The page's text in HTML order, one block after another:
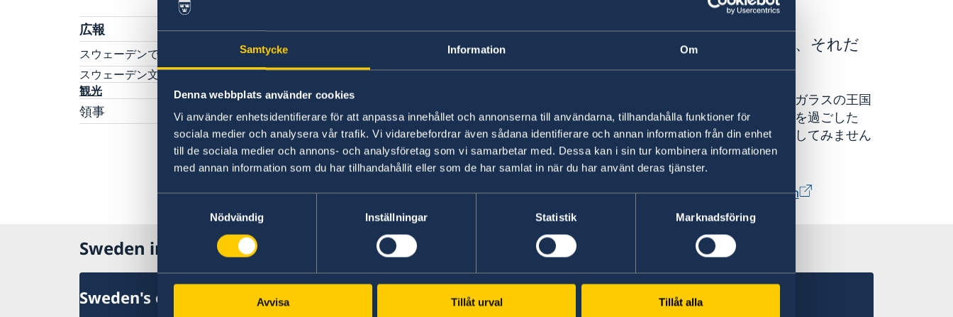
Samtycke Information Om
Denna webbplats använder cookies
Vi använder enhetsidentifierare för att anpassa innehållet och annonserna till användarna, tillhandahålla funktioner för
sociala medier och analysera vår trafik. Vi vidarebefordrar även sådana identifierare och annan information från din enhet
till de sociala medier och annons- och analysföretag som vi samarbetar med. Dessa kan i sin tur kombinera informationen
med annan information som du har tillhandahållit eller som de har samlat in när du har använt deras tjänster.
Nödvändig
Inställningar Statistik Marknadsföring
Avvisa Tillåt urval Tillåt alla
広報
スウェーデンで働く
スウェーデンで学ぶ
奨学金
Sweden Alumni Network Japan
スウェーデン文化交流協会出版物
観光
領事
渡航ビザ（シェンゲンビザ）
スウェーデン国籍者等と同居のための居住許可の
申請（配偶者、サンボ等）
留学のための居住許可（18歳未満：大使館への郵
関税・入国時の持ち込み制限
福祉先進国スウェーデン。男女平等の国スウェーデン。しかし、それだ
けではありません。観光の国でもあるのです。
スウェーデン北部に広がる大自然、世界一美しい首都ストックホルム、有名なガラスの王国
など、スウェーデンには見所がいっぱい。スウェーデンで涼しい夏のひとときを過ごした
り、白夜を経験してみませんか？冬のスウェーデンでスキーやオーロラ観測をしてみません
か？
Sweden's official website for tourism and travel information | Visit Sweden
Sweden in Japan
Sweden's embassy Swedish consulates